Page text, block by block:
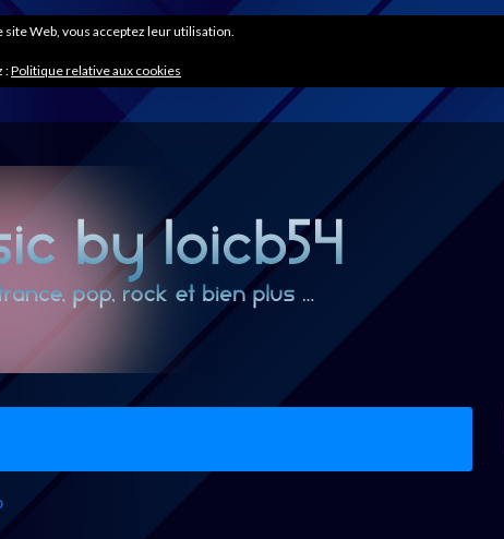
Web, vous acceptez leur utilisation.
:Politique relative aux cookies